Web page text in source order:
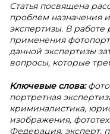
Статья посвящена
проблем назначения
экспертизы. В работе
применения
данной экспертизы
вопросы, которые
Ключевые слова:
портретная
криминалистика,
изображения,
Федерация, эксперт,